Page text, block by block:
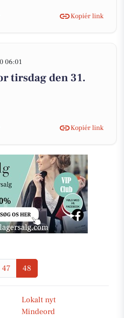
Kopiér link
06:01
tirsdag den 31.
Kopiér link
47 48
Lokalt nyt
Mindeord